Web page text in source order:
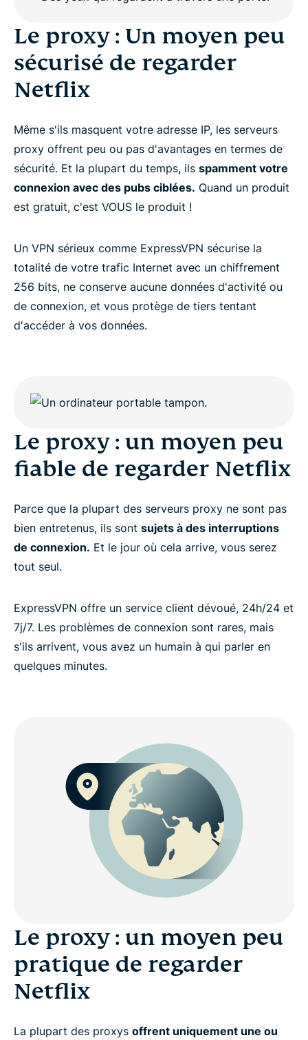
Le proxy : Un moyen peu
sécurisé de regarder
Netflix
Même s'ils masquent votre adresse IP, les serveurs
proxy offrent peu ou pas d'avantages en termes de
sécurité. Et la plupart du temps, ils spamment votre
connexion avec des pubs ciblées. Quand un produit
est gratuit, c'est VOUS le produit !
Un VPN sérieux comme ExpressVPN sécurise la
totalité de votre trafic Internet avec un chiffrement
256 bits, ne conserve aucune données d'activité ou
de connexion, et vous protège de tiers tentant
d'accéder à vos données.
Le proxy : un moyen peu
fiable de regarder Netflix
Parce que la plupart des serveurs proxy ne sont pas
bien entretenus, ils sont sujets à des interruptions
de connexion. Et le jour où cela arrive, vous serez
tout seul.
ExpressVPN offre un service client dévoué, 24h/24 et
7j/7. Les problèmes de connexion sont rares, mais
s'ils arrivent, vous avez un humain à qui parler en
quelques minutes.
Le proxy : un moyen peu
pratique de regarder
Netflix
La plupart des proxys offrent uniquement une ou